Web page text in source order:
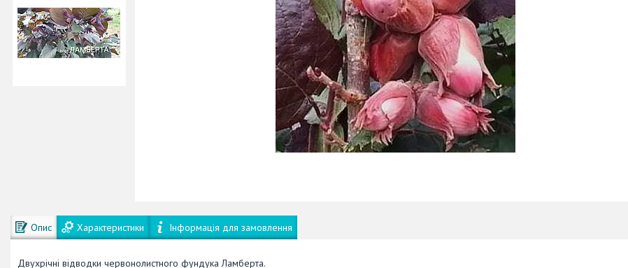
Опис Характеристики Інформація для замовлення
Двухрічні відводки червонолистного фундука Ламберта.